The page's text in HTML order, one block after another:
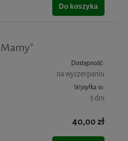
Do koszyka
Dostępność:
na wyczerpaniu
Wysyłka w:
3 dni
40,00 zł